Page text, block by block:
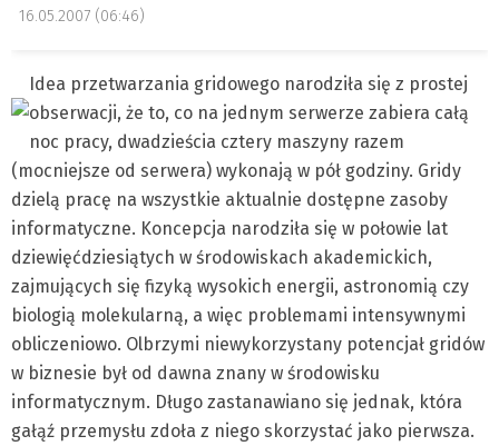
16.05.2007 (06:46)
Idea przetwarzania gridowego narodziła się z prostej
obserwacji, że to, co na jednym serwerze zabiera całą
noc pracy, dwadzieścia cztery maszyny razem
(mocniejsze od serwera) wykonają w pół godziny. Gridy
dzielą pracę na wszystkie aktualnie dostępne zasoby
informatyczne. Koncepcja narodziła się w połowie lat
dziewięćdziesiątych w środowiskach akademickich,
zajmujących się fizyką wysokich energii, astronomią czy
biologią molekularną, a więc problemami intensywnymi
obliczeniowo. Olbrzymi niewykorzystany potencjał gridów
w biznesie był od dawna znany w środowisku
informatycznym. Długo zastanawiano się jednak, która
gałąź przemysłu zdoła z niego skorzystać jako pierwsza.